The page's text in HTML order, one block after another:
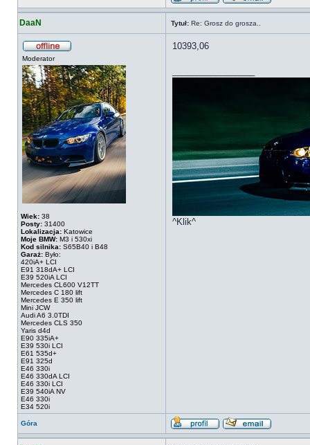
DaaN Tytuł: Re: Grosz do grosza..
Moderator
Wiek: 38
Posty: 31400
Lokalizacja: Katowice
Moje BMW: M3 i 530xi
Kod silnika: S65B40 i B48
Garaż: Było:
420iA+ LCI
E91 318dA+ LCI
E39 520iA LCI
Mercedes CL600 V12TT
Mercedes C 180 lift
Mercedes E 350 lift
Mini JCW
Audi A6 3.0TDI
Mercedes CLS 350
Yaris d4d
E90 335iA+
E39 530i LCI
E61 535d+
E91 325d
E46 330i
E46 330dA LCI
E46 330i LCI
E39 540iA NV
E46 330i
E34 520i
10393,06
^Klik^
Góra